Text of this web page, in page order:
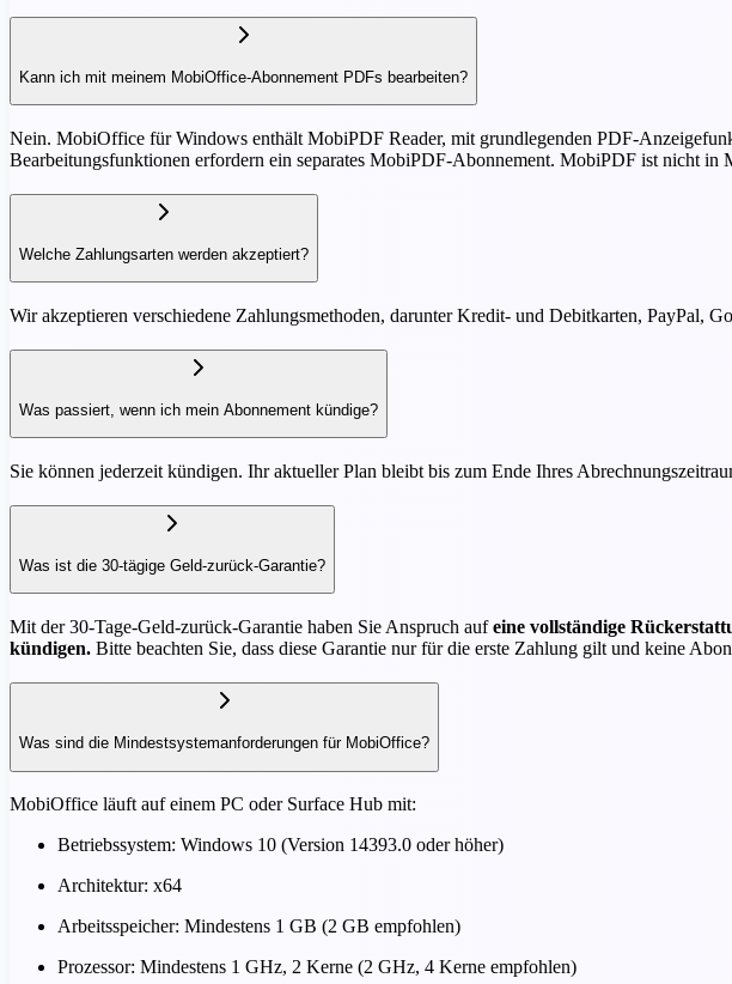
Kann ich mit meinem MobiOffice-Abonnement PDFs bearbeiten?
Nein. MobiOffice für Windows enthält MobiPDF Reader, mit grundlegenden PDF-
Bearbeitungsfunktionen erfordern ein separates MobiPDF-Abonnement. MobiPDF ist nicht in
Welche Zahlungsarten werden akzeptiert?
Wir akzeptieren verschiedene Zahlungsmethoden, darunter Kredit- und Debitkarten, PayPal,
Was passiert, wenn ich mein Abonnement kündige?
Sie können jederzeit kündigen. Ihr aktueller Plan bleibt bis zum Ende Ihres
Was ist die 30-tägige Geld-zurück-Garantie?
Mit der 30-Tage-Geld-zurück-Garantie haben Sie Anspruch aufeine vollständige
kündigen. Bitte beachten Sie, dass diese Garantie nur für die erste Zahlung gilt und keine
Was sind die Mindestsystemanforderungen für MobiOffice?
MobiOffice läuft auf einem PC oder Surface Hub mit:
Betriebssystem: Windows 10 (Version 14393.0 oder höher)
Architektur: x64
Arbeitsspeicher: Mindestens 1 GB (2 GB empfohlen)
Prozessor: Mindestens 1 GHz, 2 Kerne (2 GHz, 4 Kerne empfohlen)